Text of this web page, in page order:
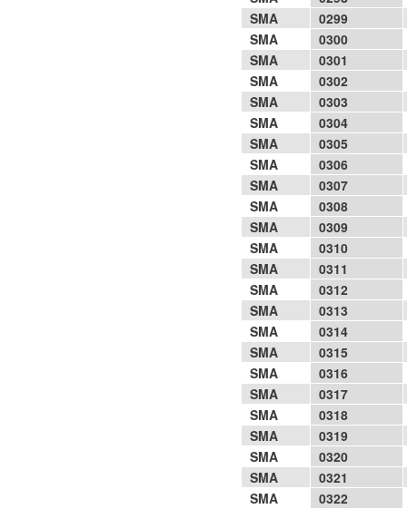
SMA
0299
SMA
0300
SMA
0301
SMA
0302
SMA
0303
SMA
0304
SMA
0305
SMA
0306
SMA
0307
SMA
0308
SMA
0309
SMA
0310
SMA
0311
SMA
0312
SMA
0313
SMA
0314
SMA
0315
SMA
0316
SMA
0317
SMA
0318
SMA
0319
SMA
0320
SMA
0321
SMA
0322